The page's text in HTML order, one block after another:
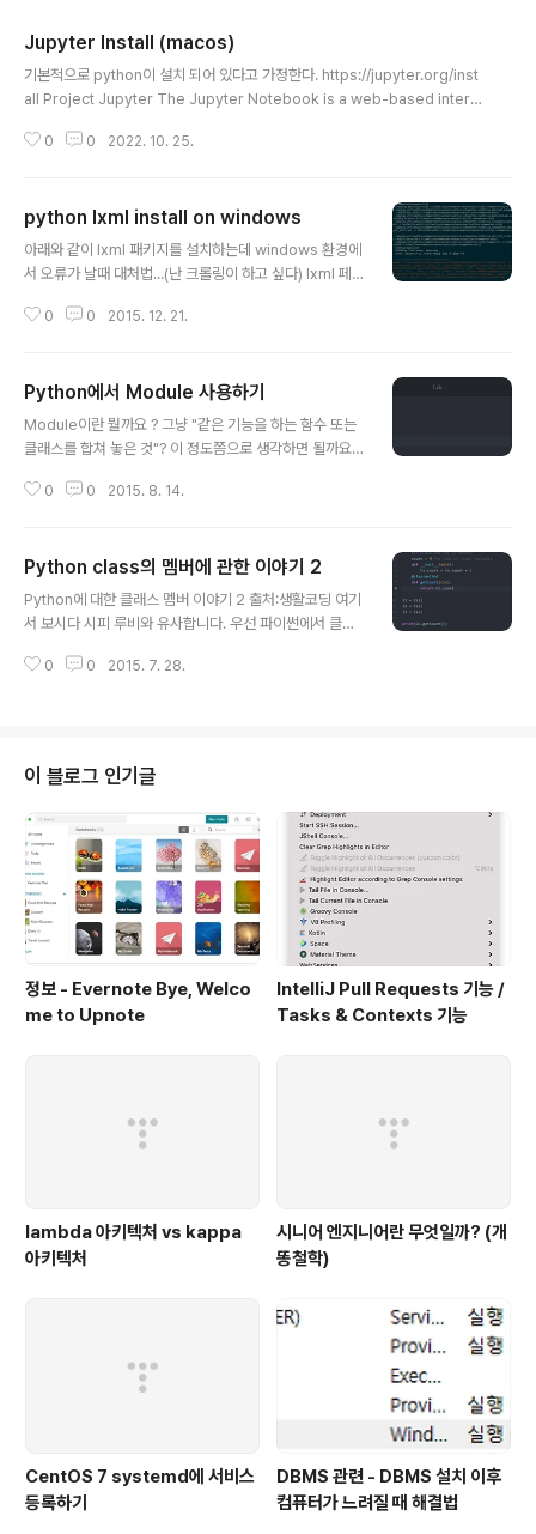
Jupyter Install (macos)
기본적으로 python이 설치 되어 있다고 가정한다. https://jupyter.org/inst
all Project Jupyter The Jupyter Notebook is a web-based intera
uations, narrative text, visualizations, interactive dashboards and
ter notebook notebook.ipynb po..
0 0 2022. 10. 25.
python lxml install on windows
아래와 같이 lxml 패키지를 설치하는데 windows 환경에
서 오류가 날때 대처법...(난 크롤링이 하고 싶다) lxml 페
md 창을 열고 .whl 파일이 있는 곳으로 이동 후 아래 처럼
0 0 2015. 12. 21.
Python에서 Module 사용하기
Module이란 뭘까요 ? 그냥 "같은 기능을 하는 함수 또는
클래스를 합쳐 놓은 것"? 이 정도쯤으로 생각하면 될까요?
이썬에서 파일을 추가하는 명령은 import입니다. 대신 확
한 구조를 가집니다. 쉽죠? 파일이 조금만 많아져도 모듈로
관리하는 것이 프로젝트시에는 훨씬 빠른 검색?!을 돕습니
다. 무조건 기억하세요. "같은 기능의 것을 모은다" 이 것이
입니다.
0 0 2015. 8. 14.
Python class의 멤버에 관한 이야기 2
Python에 대한 클래스 멤버 이야기 2 출처:생활코딩 여기
서 보시다 시피 루비와 유사합니다. 우선 파이썬에서 클래
"클래스 내 / 메소드 밖" 입니다. 즉, count가 선언 되어 있
에 컴퓨터가 "뭔 코드냐?"라며 에러를 내 뿜습니다. 그리고
__init__은 파이썬의 생성자라 생각 하시면 쉽습니다. 그리
고 메소드에서 빠져서는 안되는 self의 인자! 기억 해둡시
다. 파이썬에서는 self 파라미터를 입력 해주어야 합니다.
0 0 2015. 7. 28.
이 블로그 인기글
정보 - Evernote Bye, Welco
me to Upnote
IntelliJ Pull Requests 기능 /
Tasks & Contexts 기능
lambda 아키텍처 vs kappa
아키텍처
시니어 엔지니어란 무엇일까? (개
똥철학)
CentOS 7 systemd에 서비스
등록하기
DBMS 관련 - DBMS 설치 이후
컴퓨터가 느려질 때 해결법